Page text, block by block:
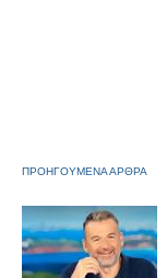
ΠΡΟΗΓΟΥΜΕΝΑ ΑΡΘΡΑ